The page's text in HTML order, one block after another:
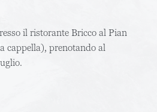
il ristorante Bricco al Pian
cappella), prenotando al